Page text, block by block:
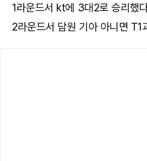
1라운드서 kt에 3대2로 승리했
2라운드서 담원 기아 아니면 T1